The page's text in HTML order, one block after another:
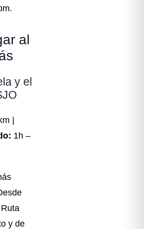
al
y el
|
1h –
y de